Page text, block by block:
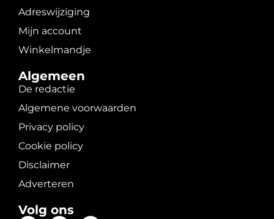
Adreswijziging
Mijn account
Winkelmandje
Algemeen
De redactie
Algemene voorwaarden
Privacy policy
Cookie policy
Disclaimer
Adverteren
Volg ons